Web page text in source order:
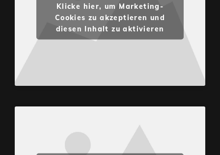
Klicke hier, um Marketing-
Cookies zu akzeptieren und
diesen Inhalt zu aktivieren